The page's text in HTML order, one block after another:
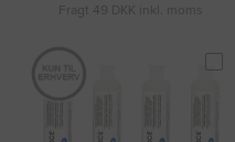
Fragt 49 DKK inkl. moms